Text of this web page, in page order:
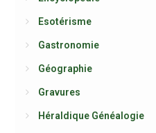
Esotérisme
Gastronomie
Géographie
Gravures
Héraldique Généalogie